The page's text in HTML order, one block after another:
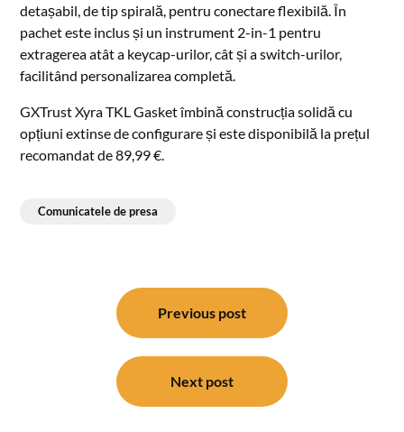
detașabil, de tip spirală, pentru conectare flexibilă. În
pachet este inclus și un instrument 2-in-1 pentru
extragerea atât a keycap-urilor, cât și a switch-urilor,
facilitând personalizarea completă.
GXTrust Xyra TKL Gasket îmbină construcția solidă cu
opțiuni extinse de configurare și este disponibilă la prețul
recomandat de 89,99 €.
Comunicatele de presa
Previous post
Next post